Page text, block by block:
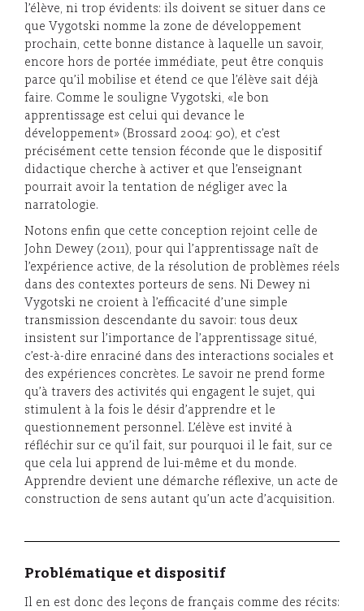
l’élève, ni trop évidents: ils doivent se situer dans ce
que Vygotski nomme la zone de développement
prochain, cette bonne distance à laquelle un savoir,
encore hors de portée immédiate, peut être conquis
parce qu’il mobilise et étend ce que l’élève sait déjà
faire. Comme le souligne Vygotski, «le bon
apprentissage est celui qui devance le
développement» (Brossard 2004: 90), et c’est
précisément cette tension féconde que le dispositif
didactique cherche à activer et que l’enseignant
pourrait avoir la tentation de négliger avec la
narratologie.
Notons enfin que cette conception rejoint celle de
John Dewey (2011), pour qui l’apprentissage naît de
l’expérience active, de la résolution de problèmes réels
dans des contextes porteurs de sens. Ni Dewey ni
Vygotski ne croient à l’efficacité d’une simple
transmission descendante du savoir: tous deux
insistent sur l’importance de l’apprentissage situé,
c’est-à-dire enraciné dans des interactions sociales et
des expériences concrètes. Le savoir ne prend forme
qu’à travers des activités qui engagent le sujet, qui
stimulent à la fois le désir d’apprendre et le
questionnement personnel. L’élève est invité à
réfléchir sur ce qu’il fait, sur pourquoi il le fait, sur ce
que cela lui apprend de lui-même et du monde.
Apprendre devient une démarche réflexive, un acte de
construction de sens autant qu’un acte d’acquisition.
Problématique et dispositif
Il en est donc des leçons de français comme des récits: